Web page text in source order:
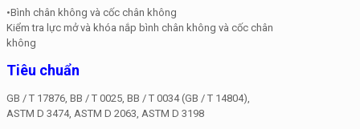
•Bình chân không và cốc chân không
Kiểm tra lực mở và khóa nắp bình chân không và cốc chân
không
Tiêu chuẩn
GB / T 17876, BB / T 0025, BB / T 0034 (GB / T 14804),
ASTM D 3474, ASTM D 2063, ASTM D 3198